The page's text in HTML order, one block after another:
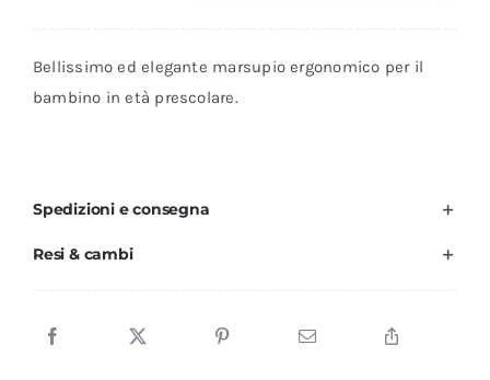
Toddler
–
Joy
Bellissimo ed elegante marsupio ergonomico per il
bambino in età prescolare.
Spedizioni e consegna
Resi & cambi